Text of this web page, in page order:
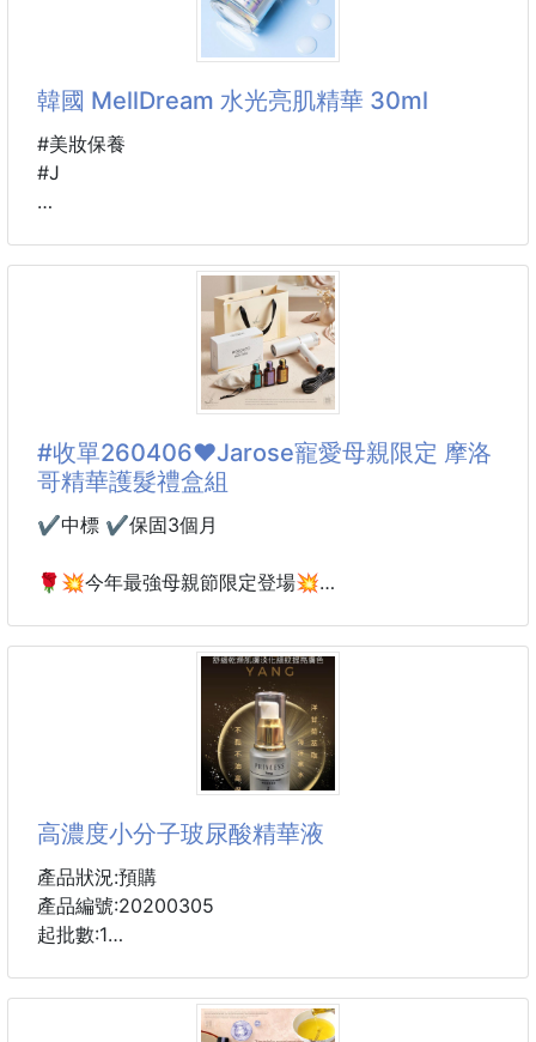
減緩人體衰老，增強人體免疫力
🔷緊緻除皺：皮膚中的膠原蛋白及彈性蛋白會活性增
增加
✨ VT 全新推出 PDRN 微針護髮精華梳 ✨
結合品牌明星 Reedle Shot 微針科技、Vegan
塗抹同時按摩頭皮，幫助打造健康清爽的頭皮環境
讓秀髮看起來更加豐盈、有活力💪🏻
廢角質
使精華更均勻接觸頭皮，打造舒適健康的頭皮環境
韓國 MellDream 水光亮肌精華 30ml
#美妝保養
#J
韓幣官方售價：₩58,000（約 NT$1,350）
公司超特價!!!!!賣完就沒了
來自韓國 MellDream 的水光亮肌精華
被韓妞稱為「蘋果光水潤安瓶」的精華液，
韓國皮膚科學研究所實測 —
用完以後跟水煮蛋肌一樣光 滑 透 亮，修護肌膚屏障、
🌼 三重高保濕亮膚配方 Glow Skin Solution
#收單260406❤️Jarose寵愛母親限定 摩洛
哥精華護髮禮盒組
✔️中標 ✔️保固3個月
🌹💥今年最強母親節限定登場💥
這波優惠真的有夠誇張‼️‼️
買髮油送吹風機！真的送！不是折價！
還是送日本最近最新款的摺疊吹風機😱
額外還送贈送限定版的提袋跟束口袋✨
怎麼可以錯過這組奢華感爆棚的禮盒
送禮超有面子、收禮直接尖叫💖
連專業理髮廳都愛用到固定批貨的經典髮油
買來當母親節禮物真的會被誇到爆！！！
高濃度小分子玻尿酸精華液
產品狀況:預購
產品編號:20200305
起批數:1
高濃度小分子玻尿酸精華液高調上市囉！👍